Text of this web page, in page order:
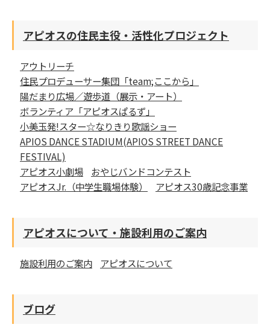
アピオスの住民主役・活性化プロジェクト
アウトリーチ
住民プロデューサー集団「team;ここから」
陽だまり広場／遊歩道（展示・アート）
ボランティア「アピオスぱるず」
小美玉発!スター☆なりきり歌謡ショー
APIOS DANCE STADIUM(APIOS STREET DANCE
FESTIVAL)
アピオス小劇場
おやじバンドコンテスト
アピオスJr.（中学生職場体験）
アピオス30歳記念事業
アピオスについて・施設利用のご案内
施設利用のご案内 アピオスについて
ブログ